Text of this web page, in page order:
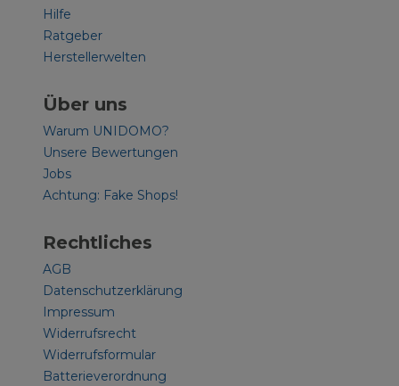
Hilfe
Ratgeber
Herstellerwelten
Über uns
Warum UNIDOMO?
Unsere Bewertungen
Jobs
Achtung: Fake Shops!
Rechtliches
AGB
Datenschutzerklärung
Impressum
Widerrufsrecht
Widerrufsformular
Batterieverordnung